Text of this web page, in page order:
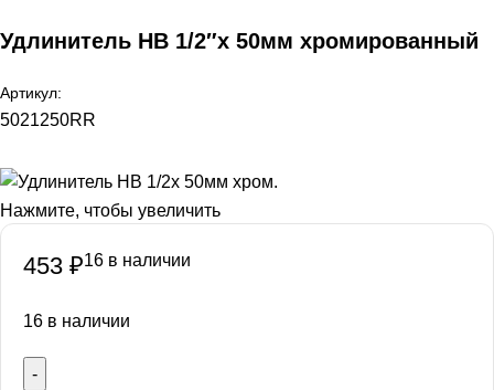
Удлинитель НВ 1/2″x 50мм хромированный
Артикул:
5021250RR
Нажмите, чтобы увеличить
453 ₽16 в наличии
16 в наличии